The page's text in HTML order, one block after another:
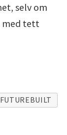
selv om
med tett
FUTUREBUILT